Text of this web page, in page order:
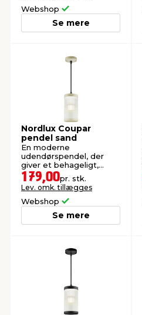
Webshop
Se mere
Nordlux Coupar
pendel sand
En moderne
udendørspendel, der
giver et behageligt,
diffust lys
179,00pr. stk.
Lev. omk. tillægges
Webshop
Se mere